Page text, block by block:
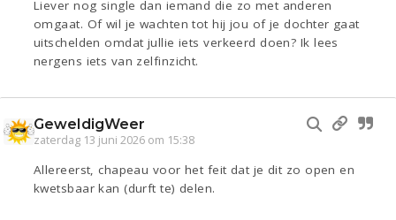
Liever nog single dan iemand die zo met anderen
omgaat. Of wil je wachten tot hij jou of je dochter gaat
uitschelden omdat jullie iets verkeerd doen? Ik lees
nergens iets van zelfinzicht.
GeweldigWeer
zaterdag 13 juni 2026 om 15:38
Allereerst, chapeau voor het feit dat je dit zo open en
kwetsbaar kan (durft te) delen.